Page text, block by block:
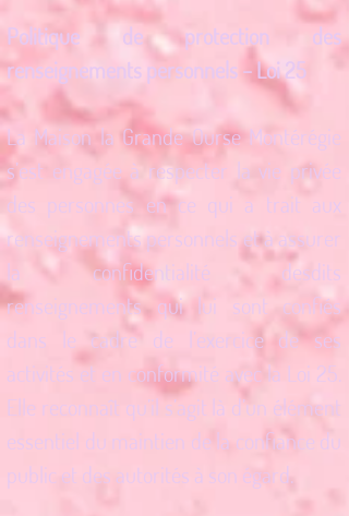
Politique de protection des
renseignements personnels – Loi 25
La Maison la Grande Ourse Montérégie
s’est engagée à respecter la vie privée
des personnes en ce qui a trait aux
renseignements personnels et à assurer
la confidentialité desdits
renseignements qui lui sont confiés
dans le cadre de l’exercice de ses
activités et en conformité avec la Loi 25.
Elle reconnaît qu’il s’agit là d’un élément
essentiel du maintien de la confiance du
public et des autorités à son égard.